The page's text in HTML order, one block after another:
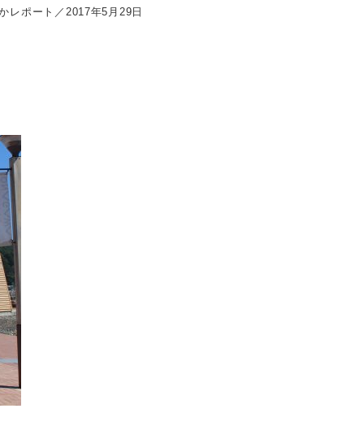
レポート／2017年5月29日